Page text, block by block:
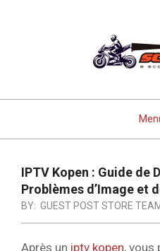
IPTV Kopen : Guide de
Problèmes d’Image et
BY: GUEST POST STORE
Après un iptv kopen, vous